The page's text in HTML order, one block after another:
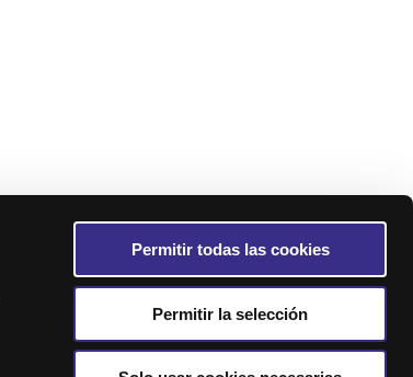
Permitir todas las cookies
Permitir la selección